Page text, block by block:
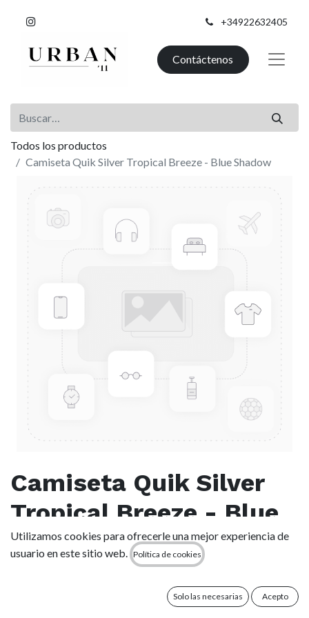
+34922632405
Contáctenos
Todos los productos
Camiseta Quik Silver Tropical Breeze - Blue Shadow
Camiseta Quik Silver
Tropical Breeze - Blue
Shadow
Este producto ya no está disponible.
Utilizamos cookies para ofrecerle una mejor experiencia de
usuario en este sitio web.
Política de cookies
Solo las necesarias Acepto